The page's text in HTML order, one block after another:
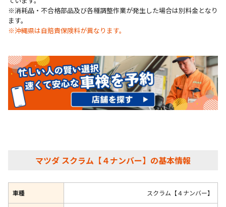
※消耗品・不合格部品及び各種調整作業が発生した場合は別料金となり
ます。
※沖縄県は自賠責保険料が異なります。
マツダ スクラム【４ナンバー】の基本情報
車種 スクラム【４ナンバー】